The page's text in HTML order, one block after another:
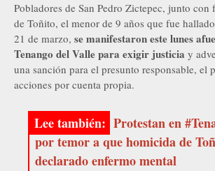
Pobladores de San Pedro Zictepec, junto con
de Toñito, el menor de 9 años que fue
21 de marzo, se manifestaron este lunes
Tenango del Valle para exigir justicia y
una sanción para el presunto responsable, el
acciones por cuenta propia.
Protestan en
por temor a que homicida de
declarado enfermo mental